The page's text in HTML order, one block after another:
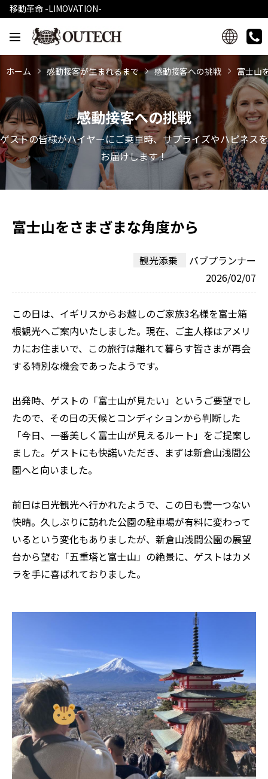
移動革命 -LIMOVATION-
ホーム 感動接客が生まれるまで 感動接客への挑戦 富士山
感動接客への挑戦
ゲストの皆様がハイヤーにご乗車時、サプライズやハピネスを
お届けします！
富士山をさまざまな角度から
観光添乗
バブプランナー
2026/02/07
この日は、イギリスからお越しのご家族3名様を富士箱
根観光へご案内いたしました。現在、ご主人様はアメリ
カにお住まいで、この旅行は離れて暮らす皆さまが再会
する特別な機会であったようです。
出発時、ゲストの「富士山が見たい」というご要望でし
たので、その日の天候とコンディションから判断した
「今日、一番美しく富士山が見えるルート」をご提案し
ました。ゲストにも快諾いただき、まずは新倉山浅間公
園へと向いました。
前日は日光観光へ行かれたようで、この日も雲一つない
快晴。久しぶりに訪れた公園の駐車場が有料に変わって
いるという変化もありましたが、新倉山浅間公園の展望
台から望む「五重塔と富士山」の絶景に、ゲストはカメ
ラを手に喜ばれておりました。